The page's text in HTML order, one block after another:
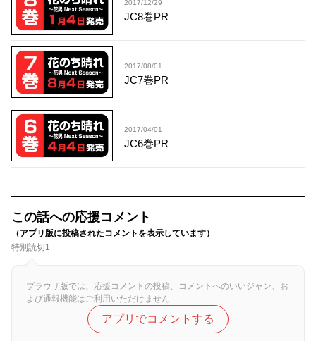
2017/12/29
JC8巻PR
2017/08/01
JC7巻PR
2017/04/01
JC6巻PR
この話への応援コメント
（アプリ版に投稿されたコメントを表示しています）
特別読切1
ブラウザ版では、応援コメントの投稿、コメントへのいいジャン、お
よび通報機能はご利用いただけません
アプリでコメントする